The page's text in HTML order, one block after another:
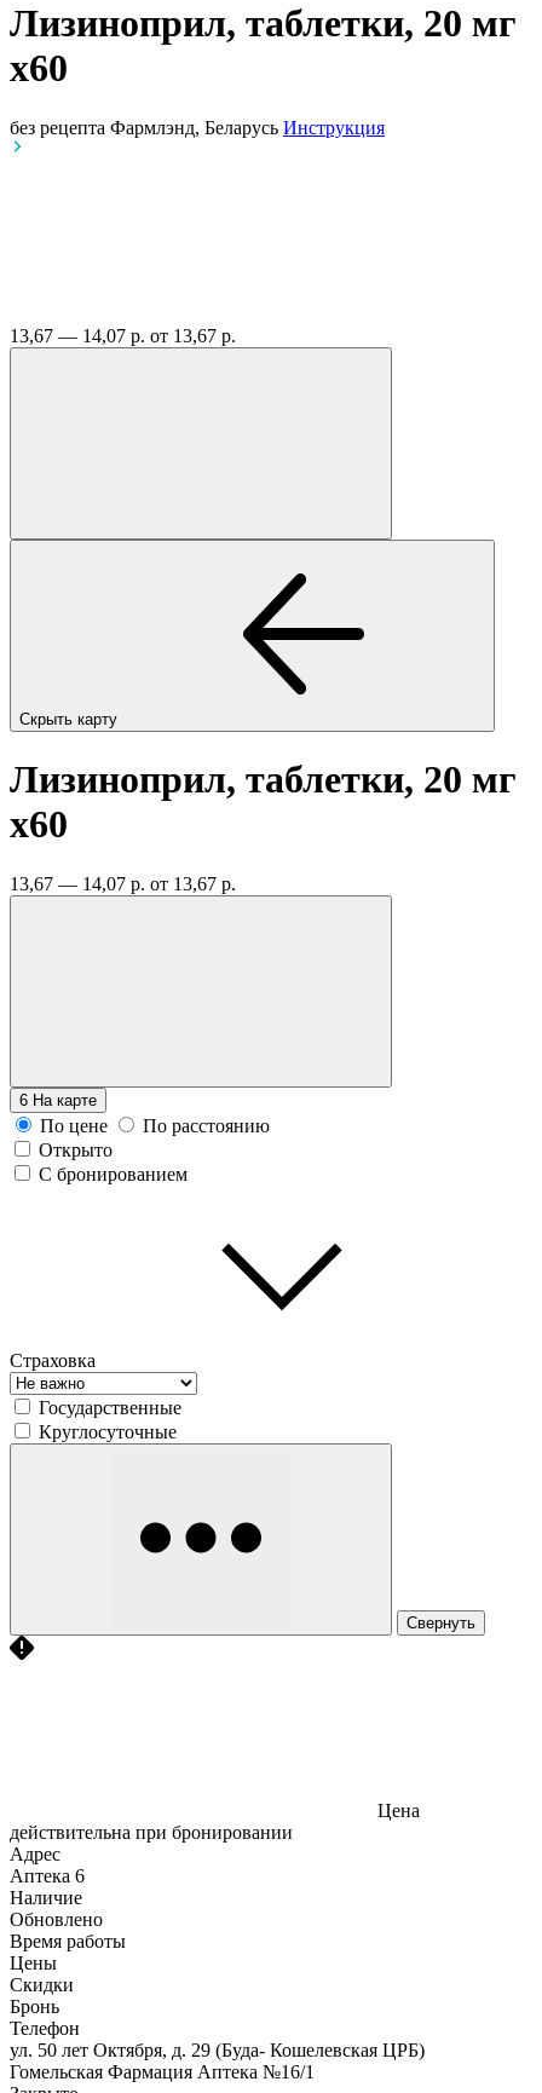
Лизиноприл, таблетки, 20 мг
x60
без рецепта Фармлэнд, Беларусь Инструкция
13,67 — 14,07 р. от 13,67 р.
Скрыть карту
Лизиноприл, таблетки, 20 мг
x60
13,67 — 14,07 р. от 13,67 р.
6 На карте
По цене
По расстоянию
Открыто
С бронированием
Страховка
Государственные
Круглосуточные
Свернуть
Цена
действительна при бронировании
Адрес
Аптека 6
Наличие
Обновлено
Время работы
Цены
Скидки
Бронь
Телефон
ул. 50 лет Октября, д. 29 (Буда- Кошелевская ЦРБ)
Гомельская Фармация Аптека №16/1